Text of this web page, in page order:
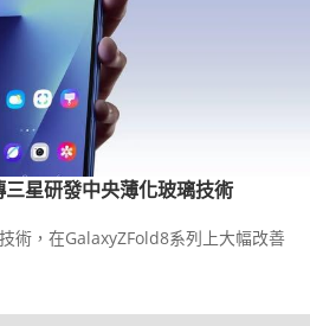
星研發中央薄化玻璃技術
術，在GalaxyZFold8系列上大幅改善